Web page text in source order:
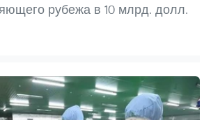
рубежа в 10 млрд. долл.